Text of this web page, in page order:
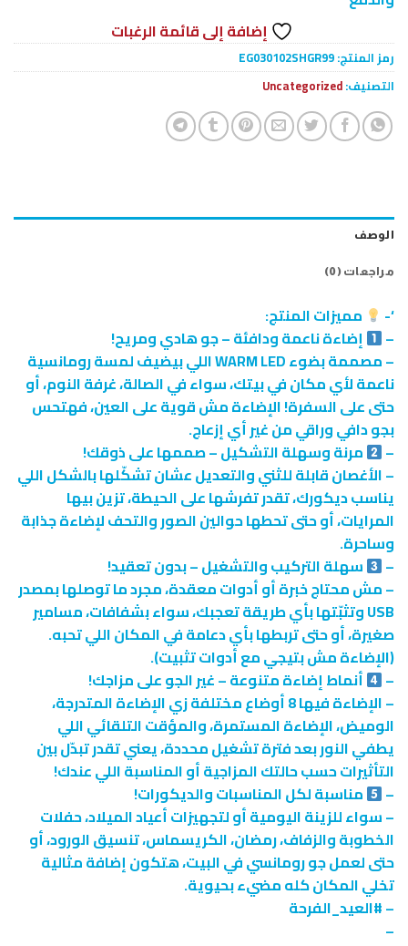
إضافة إلى قائمة الرغبات
رمز المنتج:EG030102SHGR99
التصنيف:Uncategorized
الوصف
مراجعات (0)
‘-
مميزات المنتج:
–
إضاءة ناعمة ودافئة – جو هادي ومريح!
– مصممة بضوء WARM LED اللي بيضيف لمسة رومانسية
ناعمة لأي مكان في بيتك، سواء في الصالة، غرفة النوم، أو
حتى على السفرة! الإضاءة مش قوية على العين، فهتحس
بجو دافي وراقي من غير أي إزعاج.
–
مرنة وسهلة التشكيل – صممها على ذوقك!
– الأغصان قابلة للثني والتعديل عشان تشكّلها بالشكل اللي
يناسب ديكورك، تقدر تفرشها على الحيطة، تزين بيها
المرايات، أو حتى تحطها حوالين الصور والتحف لإضاءة جذابة
وساحرة.
–
سهلة التركيب والتشغيل – بدون تعقيد!
– مش محتاج خبرة أو أدوات معقدة، مجرد ما توصلها بمصدر
USB وتثبّتها بأي طريقة تعجبك، سواء بشفافات، مسامير
صغيرة، أو حتى تربطها بأي دعامة في المكان اللي تحبه.
(الإضاءة مش بتيجي مع أدوات تثبيت).
–
أنماط إضاءة متنوعة – غير الجو على مزاجك!
– الإضاءة فيها 8 أوضاع مختلفة زي الإضاءة المتدرجة،
الوميض، الإضاءة المستمرة، والمؤقت التلقائي اللي
يطفي النور بعد فترة تشغيل محددة، يعني تقدر تبدّل بين
التأثيرات حسب حالتك المزاجية أو المناسبة اللي عندك!
–
مناسبة لكل المناسبات والديكورات!
– سواء للزينة اليومية أو لتجهيزات أعياد الميلاد، حفلات
الخطوبة والزفاف، رمضان، الكريسماس، تنسيق الورود، أو
حتى لعمل جو رومانسي في البيت، هتكون إضافة مثالية
تخلي المكان كله مضيء بحيوية.
– #العيد_الفرحة
–